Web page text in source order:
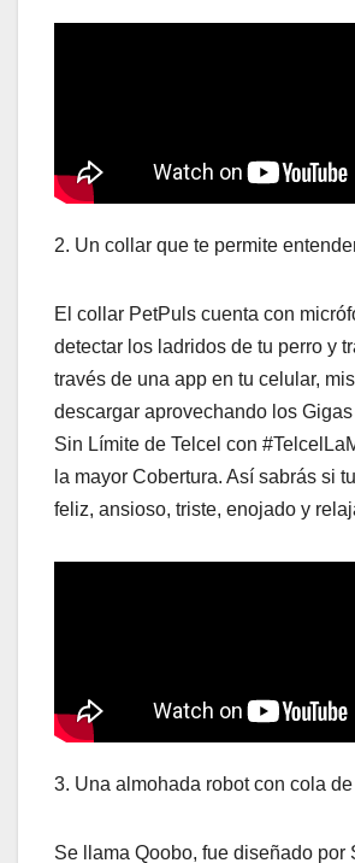
2. Un collar que te permite
El collar PetPuls cuenta con
detectar los ladridos de tu perro y
través de una app en tu celular,
descargar aprovechando los
Sin Límite de Telcel con
la mayor Cobertura. Así sabrás si
feliz, ansioso, triste, enojado y
3. Una almohada robot con cola
Se llama Qoobo, fue diseñado por